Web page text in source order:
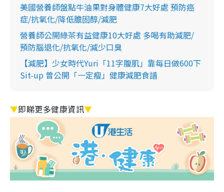
美國營養師盤點牛油果對身體健康7大好處 預防癌
症/抗氧化/降低膽固醇/減肥
營養師公開綠茶有益健康10大好處 多喝有助減肥/
預防腦退化/抗氧化/減少口臭
【減肥】少女時代Yuri「11字腹肌」靠每日做600下
Sit-up 曾公開「一定瘦」健康減肥食譜
▼即睇更多健康資訊▼